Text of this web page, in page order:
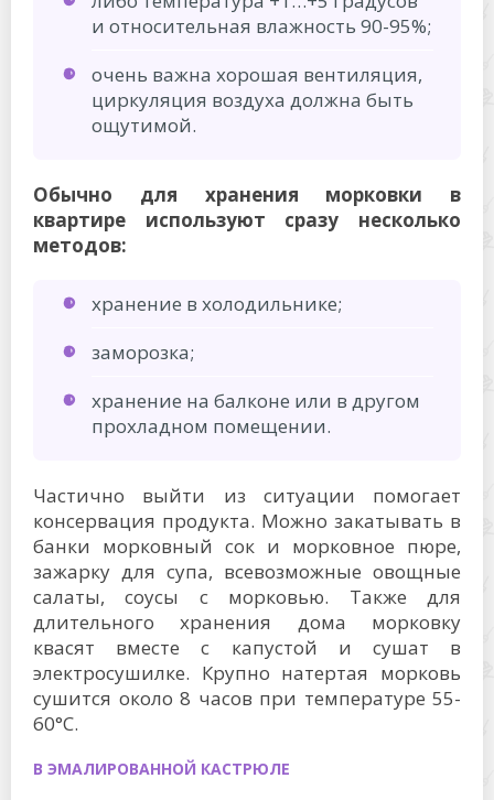
и относительная влажность 90-95%;
очень важна хорошая вентиляция,
циркуляция воздуха должна быть
ощутимой.
Обычно для хранения морковки в
квартире используют сразу несколько
методов:
хранение в холодильнике;
заморозка;
хранение на балконе или в другом
прохладном помещении.
Частично выйти из ситуации помогает
консервация продукта. Можно закатывать в
банки морковный сок и морковное пюре,
зажарку для супа, всевозможные овощные
салаты, соусы с морковью. Также для
длительного хранения дома морковку
квасят вместе с капустой и сушат в
электросушилке. Крупно натертая морковь
сушится около 8 часов при температуре 55-
60°С.
В ЭМАЛИРОВАННОЙ КАСТРЮЛЕ